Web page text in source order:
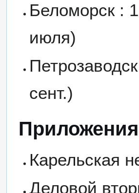
Беломорск :
июля)
сент.)
Приложения
Карельская
Деловой